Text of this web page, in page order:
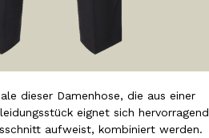
dieser Damenhose, die aus einer
eignet sich hervorragend
aufweist, kombiniert werden.